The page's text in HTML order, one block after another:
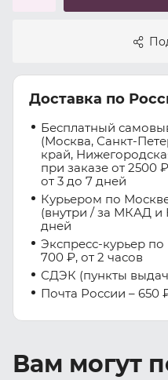
Доставка по
Бесплатный
(Москва, Санкт-
край,
при заказе от 2500
от 3 до 7 дней
Курьером по
(внутри / за МКАД и
дней
Экспресс-курьер
700 ₽, от 2 часов
СДЭК (пункты
Почта России – 650
Вам могут